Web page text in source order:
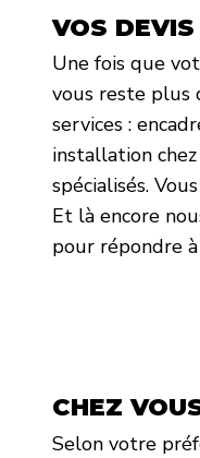
VOS
Une fois que
vous reste plus
services :
installation
spécialisés.
Et là encore
pour répondre
CHEZ
Selon votre